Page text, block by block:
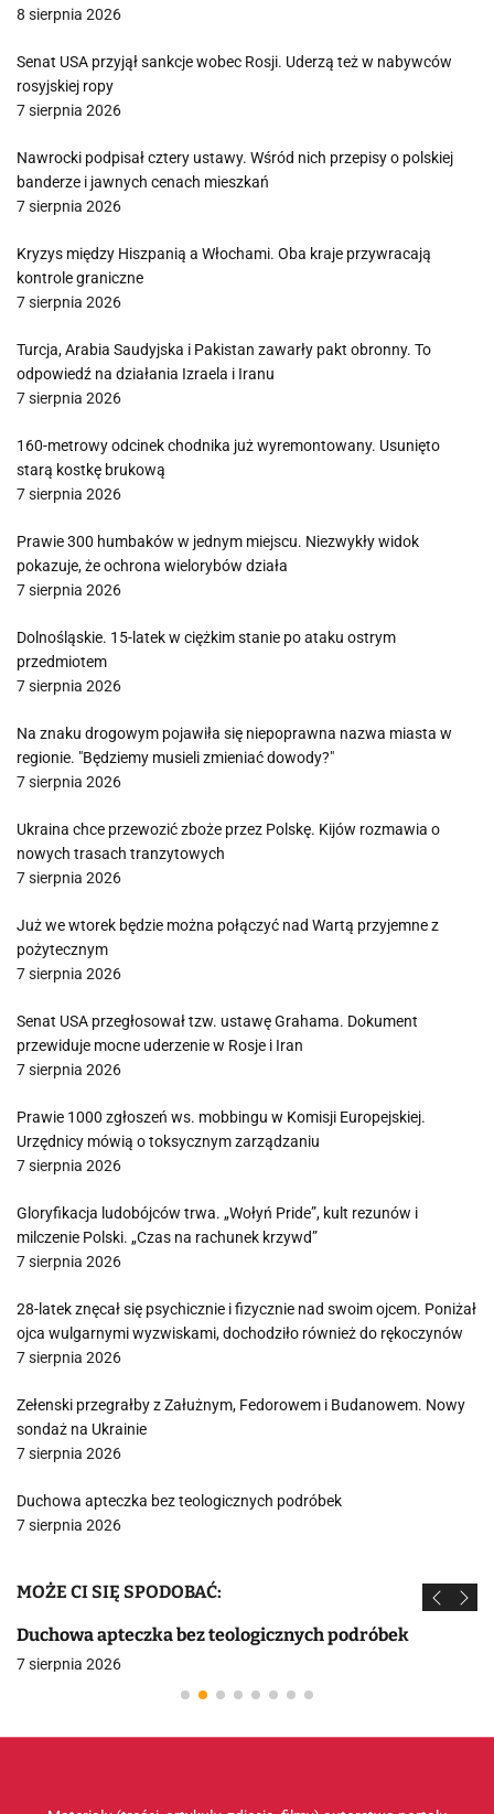
8 sierpnia 2026
Senat USA przyjął sankcje wobec Rosji. Uderzą też w nabywców
rosyjskiej ropy
7 sierpnia 2026
Nawrocki podpisał cztery ustawy. Wśród nich przepisy o polskiej
banderze i jawnych cenach mieszkań
7 sierpnia 2026
Kryzys między Hiszpanią a Włochami. Oba kraje przywracają
kontrole graniczne
7 sierpnia 2026
Turcja, Arabia Saudyjska i Pakistan zawarły pakt obronny. To
odpowiedź na działania Izraela i Iranu
7 sierpnia 2026
160-metrowy odcinek chodnika już wyremontowany. Usunięto
starą kostkę brukową
7 sierpnia 2026
Prawie 300 humbaków w jednym miejscu. Niezwykły widok
pokazuje, że ochrona wielorybów działa
7 sierpnia 2026
Dolnośląskie. 15-latek w ciężkim stanie po ataku ostrym
przedmiotem
7 sierpnia 2026
Na znaku drogowym pojawiła się niepoprawna nazwa miasta w
regionie. "Będziemy musieli zmieniać dowody?"
7 sierpnia 2026
Ukraina chce przewozić zboże przez Polskę. Kijów rozmawia o
nowych trasach tranzytowych
7 sierpnia 2026
Już we wtorek będzie można połączyć nad Wartą przyjemne z
pożytecznym
7 sierpnia 2026
Senat USA przegłosował tzw. ustawę Grahama. Dokument
przewiduje mocne uderzenie w Rosje i Iran
7 sierpnia 2026
Prawie 1000 zgłoszeń ws. mobbingu w Komisji Europejskiej.
Urzędnicy mówią o toksycznym zarządzaniu
7 sierpnia 2026
Gloryfikacja ludobójców trwa. „Wołyń Pride”, kult rezunów i
milczenie Polski. „Czas na rachunek krzywd”
7 sierpnia 2026
28-latek znęcał się psychicznie i fizycznie nad swoim ojcem. Poniżał
ojca wulgarnymi wyzwiskami, dochodziło również do rękoczynów
7 sierpnia 2026
Zełenski przegrałby z Załużnym, Fedorowem i Budanowem. Nowy
sondaż na Ukrainie
7 sierpnia 2026
Duchowa apteczka bez teologicznych podróbek
7 sierpnia 2026
MOŻE CI SIĘ SPODOBAĆ:
Duchowa apteczka bez teologicznych podróbek
7 sierpnia 2026